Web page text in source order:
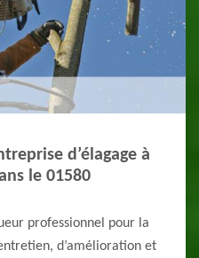
d’élagage à
le 01580
professionnel pour la
d’amélioration et